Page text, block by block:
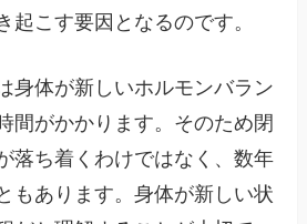
起こす要因となるのです。
身体が新しいホルモンバラン
間がかかります。そのため閉
落ち着くわけではなく、数年
もあります。身体が新しい状